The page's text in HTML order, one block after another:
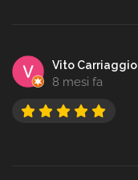
Vito Carriaggio
8 mesi fa